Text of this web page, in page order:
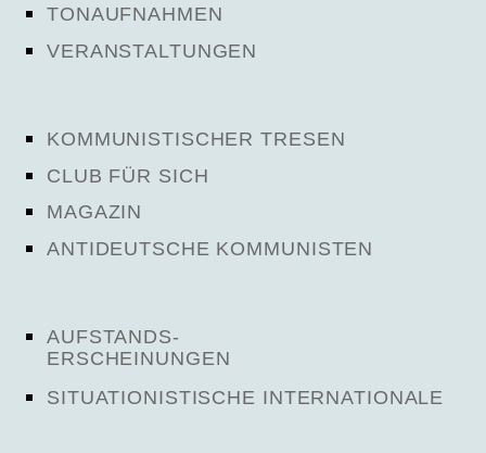
TONAUFNAHMEN
VERANSTALTUNGEN
KOMMUNISTISCHER TRESEN
CLUB FÜR SICH
MAGAZIN
ANTIDEUTSCHE KOMMUNISTEN
AUFSTANDS-
ERSCHEINUNGEN
SITUATIONISTISCHE INTERNATIONALE